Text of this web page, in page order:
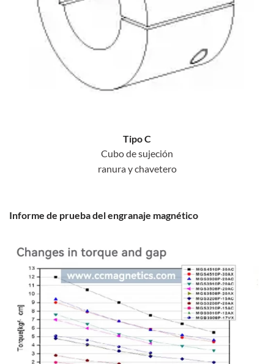
Tipo C
Cubo de sujeción
ranura y chavetero
Informe de prueba del engranaje magnético